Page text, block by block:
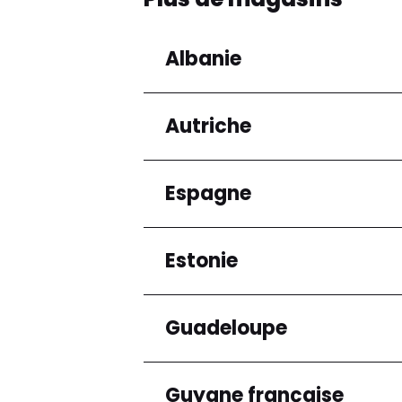
Albanie
Régions
Préfecture de Tirana
Autriche
Régions
Niederösterreich
Espagne
Régions
Andalucía
Estonie
Régions
Harju maakond
Guadeloupe
Régions
Guyane française